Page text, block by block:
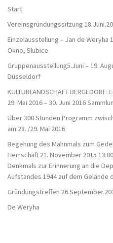
Start
Vereinsgründungssitzung
Einzelausstellung – Jan de Weryha
Okno, Slubice
Gruppenausstellung5.Juni – 19.
Düsseldorf
KULTURLANDSCHAFT
29. Mai 2016 – 30. Juni 2016
Über 300 Stunden Programm
am 28. /29. Mai 2016
Begehung des Mahnmals zum
Herrschaft 21. November 2015
Denkmals zur Erinnerung an die
Aufstandes 1944 auf dem Gelände
Gründungstreffen
De Weryha